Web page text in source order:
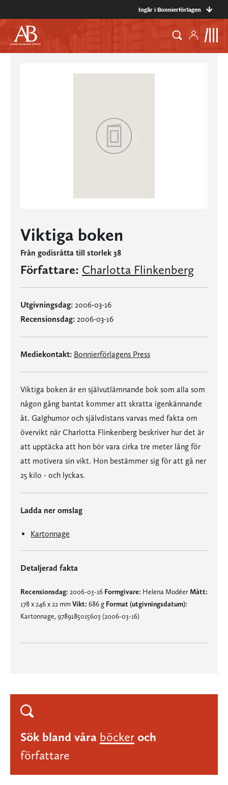
Ingår i Bonnierförlagen
Viktiga boken
Från godisråtta till storlek 38
Författare: Charlotta Flinkenberg
Utgivningsdag: 2006-03-16
Recensionsdag: 2006-03-16
Mediekontakt: Bonnierförlagens Press
Viktiga boken är en självutlämnande bok som alla som
någon gång bantat kommer att skratta igenkännande
åt. Galghumor och självdistans varvas med fakta om
övervikt när Charlotta Flinkenberg beskriver hur det är
att upptäcka att hon bör vara cirka tre meter lång för
att motivera sin vikt. Hon bestämmer sig för att gå ner
25 kilo - och lyckas.
Ladda ner omslag
Kartonnage
Detaljerad fakta
Recensionsdag: 2006-03-16 Formgivare: Helena Modéer Mått:
178 x 246 x 22 mmVikt: 686 g Format (utgivningsdatum):
Kartonnage, 9789185015603 (2006-03-16)
Sök bland våra böcker och
författare